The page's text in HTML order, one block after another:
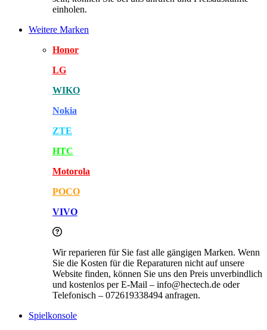
einholen.
Weitere Marken
Honor
LG
WIKO
Nokia
ZTE
HTC
Motorola
POCO
VIVO
Wir reparieren für Sie fast alle gängigen Marken. Wenn
Sie die Kosten für die Reparaturen nicht auf unsere
Website finden, können Sie uns den Preis unverbindlich
und kostenlos per E-Mail – info@hectech.de oder
Telefonisch – 072619338494 anfragen.
Spielkonsole